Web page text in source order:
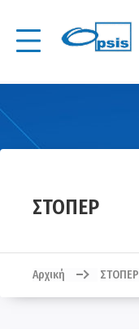
ΣΤΟΠΕΡ
Αρχική ΣΤΟΠΕΡ